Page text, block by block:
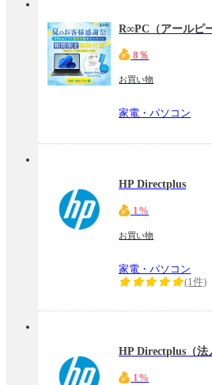
R∞PC（アールピ
8％
お買い物
家電・パソコン
HP Directplus
1%
お買い物
家電・パソコン
(1件)
HP Directplus（法
1%